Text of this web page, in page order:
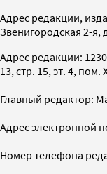
Адрес редакции,
Звенигородская 2-я,
Адрес редакции:
13, стр. 15, эт. 4, пом.
Главный редактор:
Адрес электронной
Номер телефона